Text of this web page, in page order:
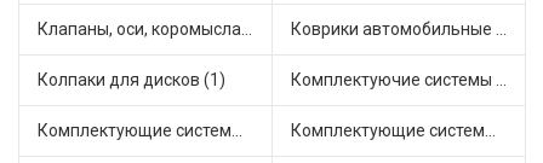
Клапаны, оси, коромысла (6) Коврики автомобильные (3)
Колпаки для дисков (1) Комплектуючие системы стеклоочистителя (1)
Комплектующие системы выпуска отработавших газов (20) Комплектующие системы отопления (7)